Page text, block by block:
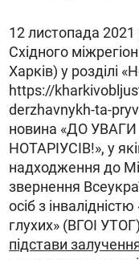
12 листопада 2021
Східного
Харків) у розділі
https://
derzhavnykh-ta-
новина «ДО
НОТАРІУСІВ!», у
надходження до
звернення
осіб з
глухих» (ВГОІ
підстави